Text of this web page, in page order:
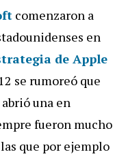
comenzaron a
en
de Apple
se rumoreó que
una en
fueron mucho
que por ejemplo